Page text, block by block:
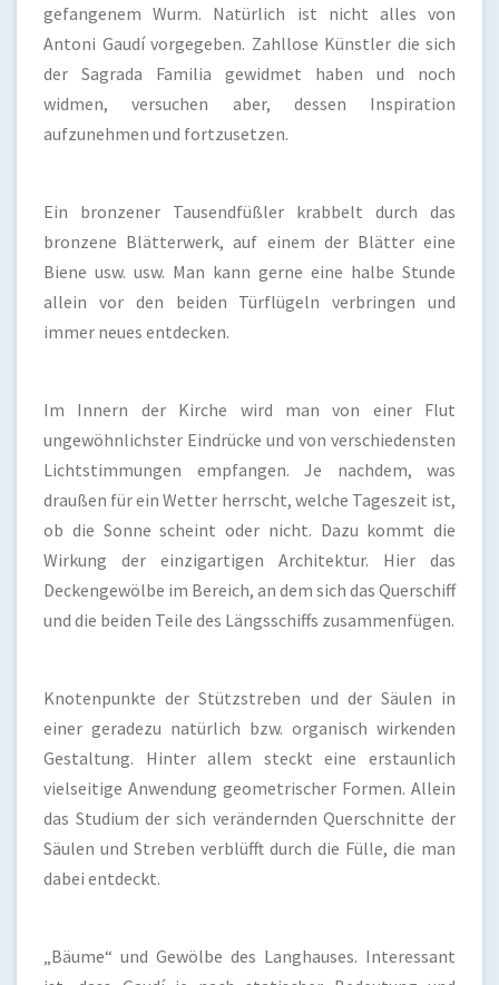
gefangenem Wurm. Natürlich ist nicht alles von
Antoni Gaudí vorgegeben. Zahllose Künstler die sich
der Sagrada Familia gewidmet haben und noch
widmen, versuchen aber, dessen Inspiration
aufzunehmen und fortzusetzen.
Ein bronzener Tausendfüßler krabbelt durch das
bronzene Blätterwerk, auf einem der Blätter eine
Biene usw. usw. Man kann gerne eine halbe Stunde
allein vor den beiden Türflügeln verbringen und
immer neues entdecken.
Im Innern der Kirche wird man von einer Flut
ungewöhnlichster Eindrücke und von verschiedensten
Lichtstimmungen empfangen. Je nachdem, was
draußen für ein Wetter herrscht, welche Tageszeit ist,
ob die Sonne scheint oder nicht. Dazu kommt die
Wirkung der einzigartigen Architektur. Hier das
Deckengewölbe im Bereich, an dem sich das Querschiff
und die beiden Teile des Längsschiffs zusammenfügen.
Knotenpunkte der Stützstreben und der Säulen in
einer geradezu natürlich bzw. organisch wirkenden
Gestaltung. Hinter allem steckt eine erstaunlich
vielseitige Anwendung geometrischer Formen. Allein
das Studium der sich verändernden Querschnitte der
Säulen und Streben verblüfft durch die Fülle, die man
dabei entdeckt.
„Bäume“ und Gewölbe des Langhauses. Interessant